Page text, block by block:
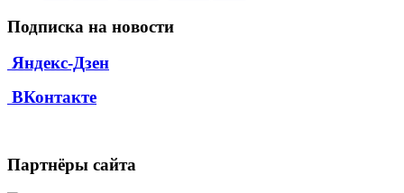
Подписка на новости
Яндекс-Дзен
ВКонтакте
Партнёры сайта